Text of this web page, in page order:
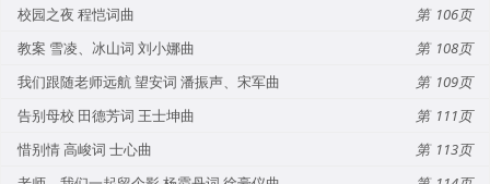
校园之夜 程恺词曲
106
教案 雪凌、冰山词 刘小娜曲
108
我们跟随老师远航 望安词 潘振声、宋军曲
109
告别母校 田德芳词 王士坤曲
111
惜别情 高峻词 士心曲
113